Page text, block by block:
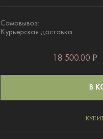
Самовывоз:
Курьерская доставка:
18 500.00 ₽
В